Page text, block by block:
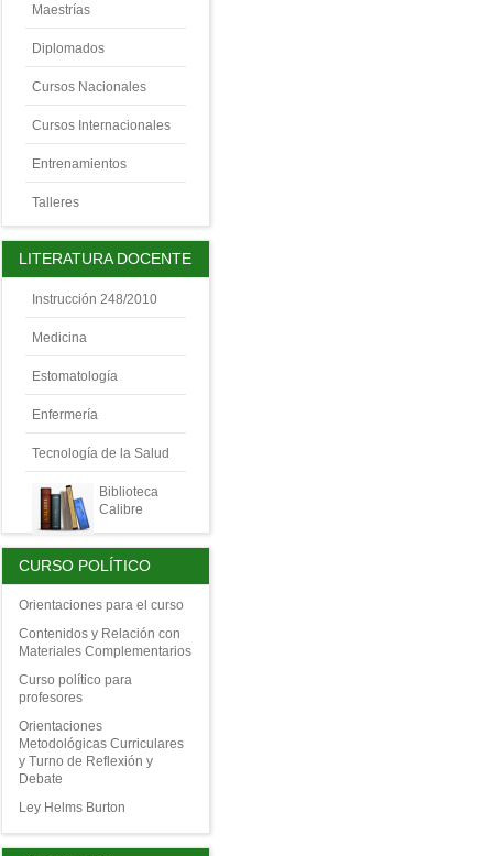
Maestrías
Diplomados
Cursos Nacionales
Cursos Internacionales
Entrenamientos
Talleres
LITERATURA DOCENTE
Instrucción 248/2010
Medicina
Estomatología
Enfermería
Tecnología de la Salud
Biblioteca
Calibre
CURSO POLÍTICO
Orientaciones para el curso
Contenidos y Relación con
Materiales Complementarios
Curso político para
profesores
Orientaciones
Metodológicas Curriculares
y Turno de Reflexión y
Debate
Ley Helms Burton